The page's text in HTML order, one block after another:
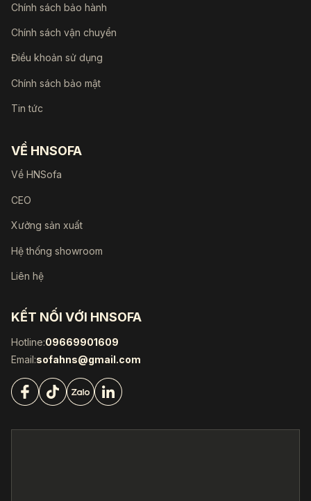
Chính sách bảo hành
Chính sách vận chuyển
Điều khoản sử dụng
Chính sách bảo mật
Tin tức
VỀ HNSOFA
Về HNSofa
CEO
Xưởng sản xuất
Hệ thống showroom
Liên hệ
KẾT NỐI VỚI HNSOFA
Hotline:09669901609
Email:sofahns@gmail.com